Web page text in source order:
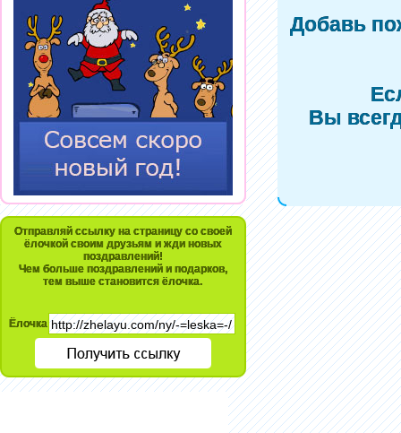
Отправляй ссылку на страницу со своей
ёлочкой своим друзьям и жди новых
поздравлений!
Чем больше поздравлений и подарков,
тем выше становится ёлочка.
Ёлочка
Добавь
Вы